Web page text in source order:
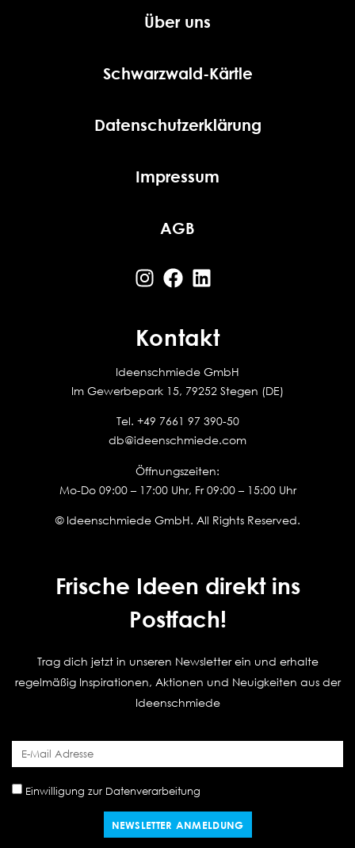
Über uns
Schwarzwald-Kärtle
Datenschutzerklärung
Impressum
AGB
Kontakt
Ideenschmiede GmbH
Im Gewerbepark 15, 79252 Stegen (DE)
Tel. +49 7661 97 390-50
db@ideenschmiede.com
Öffnungszeiten:
Mo-Do 09:00 – 17:00 Uhr, Fr 09:00 – 15:00 Uhr
© Ideenschmiede GmbH. All Rights Reserved.
Frische Ideen direkt ins
Postfach!
Trag dich jetzt in unseren Newsletter ein und erhalte
regelmäßig Inspirationen, Aktionen und Neuigkeiten aus der
Ideenschmiede
Einwilligung zur Datenverarbeitung
NEWSLETTER ANMELDUNG